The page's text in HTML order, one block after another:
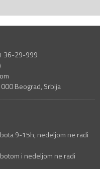
36-29-999
Beograd, Srbija
9-15h, nedeljom ne radi
i nedeljom ne radi